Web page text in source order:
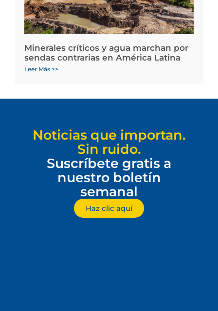
Minerales críticos y agua marchan por
sendas contrarias en América Latina
Leer Más >>
Noticias que importan.
Sin ruido.
Suscríbete gratis a
nuestro boletín
semanal
Haz clic aquí